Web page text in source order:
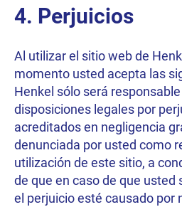
4. Perjuicios
Al utilizar el sitio web de
momento usted acepta las
Henkel sólo será
disposiciones legales por
acreditados en negligencia
denunciada por usted como
utilización de este sitio, a
de que en caso de que usted
el perjuicio esté causado por